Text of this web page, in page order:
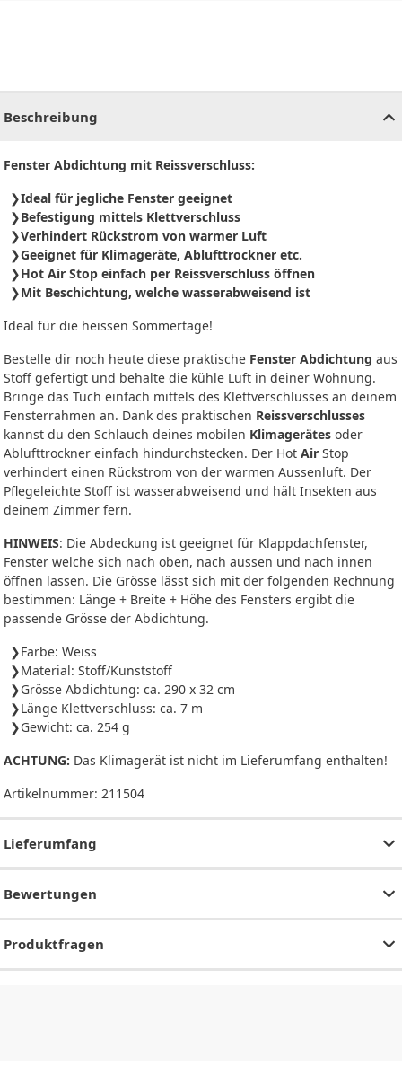
Beschreibung
Fenster Abdichtung mit Reissverschluss:
Ideal für jegliche Fenster geeignet
Befestigung mittels Klettverschluss
Verhindert Rückstrom von warmer Luft
Geeignet für Klimageräte, Ablufttrockner etc.
Hot Air Stop einfach per Reissverschluss öffnen
Mit Beschichtung, welche wasserabweisend ist
Ideal für die heissen Sommertage!
Bestelle dir noch heute diese praktische Fenster Abdichtung aus
Stoff gefertigt und behalte die kühle Luft in deiner Wohnung.
Bringe das Tuch einfach mittels des Klettverschlusses an deinem
Fensterrahmen an. Dank des praktischen Reissverschlusses
kannst du den Schlauch deines mobilen Klimagerätes oder
Ablufttrockner einfach hindurchstecken. Der Hot Air Stop
verhindert einen Rückstrom von der warmen Aussenluft. Der
Pflegeleichte Stoff ist wasserabweisend und hält Insekten aus
deinem Zimmer fern.
HINWEIS: Die Abdeckung ist geeignet für Klappdachfenster,
Fenster welche sich nach oben, nach aussen und nach innen
öffnen lassen. Die Grösse lässt sich mit der folgenden Rechnung
bestimmen: Länge + Breite + Höhe des Fensters ergibt die
passende Grösse der Abdichtung.
Farbe: Weiss
Material: Stoff/Kunststoff
Grösse Abdichtung: ca. 290 x 32 cm
Länge Klettverschluss: ca. 7 m
Gewicht: ca. 254 g
ACHTUNG: Das Klimagerät ist nicht im Lieferumfang enthalten!
Artikelnummer: 211504
Lieferumfang
Bewertungen
Produktfragen